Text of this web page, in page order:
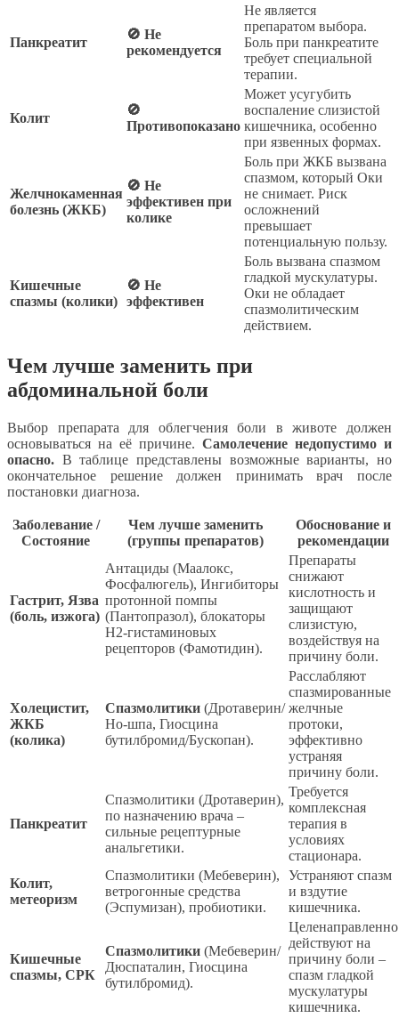
Панкреатит
🚫 Не
рекомендуется
Не является
препаратом выбора.
Боль при панкреатите
требует специальной
терапии.
Колит
🚫
Противопоказано
Может усугубить
воспаление слизистой
кишечника, особенно
при язвенных формах.
Желчнокаменная
болезнь (ЖКБ)
🚫 Не
эффективен при
колике
Боль при ЖКБ вызвана
спазмом, который Оки
не снимает. Риск
осложнений
превышает
потенциальную пользу.
Кишечные
спазмы (колики)
🚫 Не
эффективен
Боль вызвана спазмом
гладкой мускулатуры.
Оки не обладает
спазмолитическим
действием.
Чем лучше заменить при
абдоминальной боли
Выбор препарата для облегчения боли в животе должен
основываться на её причине. Самолечение недопустимо и
опасно. В таблице представлены возможные варианты, но
окончательное решение должен принимать врач после
постановки диагноза.
Заболевание /
Состояние
Чем лучше заменить
(группы препаратов)
Обоснование и
рекомендации
Гастрит, Язва
(боль, изжога)
Антациды (Маалокс,
Фосфалюгель), Ингибиторы
протонной помпы
(Пантопразол), блокаторы
H2-гистаминовых
рецепторов (Фамотидин).
Препараты
снижают
кислотность и
защищают
слизистую,
воздействуя на
причину боли.
Холецистит,
ЖКБ
(колика)
Спазмолитики (Дротаверин/
Но-шпа, Гиосцина
бутилбромид/Бускопан).
Расслабляют
спазмированные
желчные
протоки,
эффективно
устраняя
причину боли.
Панкреатит
Спазмолитики (Дротаверин),
по назначению врача –
сильные рецептурные
анальгетики.
Требуется
комплексная
терапия в
условиях
стационара.
Колит,
метеоризм
Спазмолитики (Мебеверин),
ветрогонные средства
(Эспумизан), пробиотики.
Устраняют спазм
и вздутие
кишечника.
Кишечные
спазмы, СРК
Спазмолитики (Мебеверин/
Дюспаталин, Гиосцина
бутилбромид).
Целенаправленно
действуют на
причину боли –
спазм гладкой
мускулатуры
кишечника.